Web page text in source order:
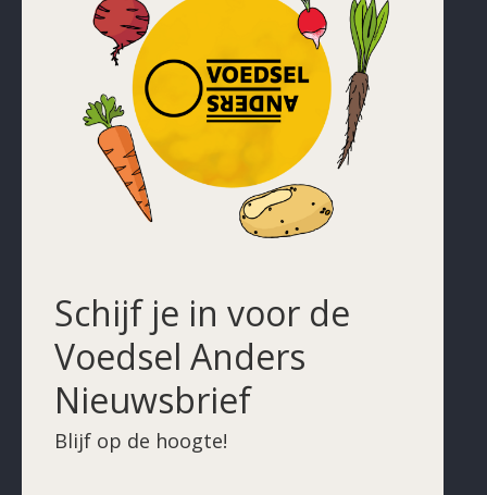
Schijf je in voor de
Voedsel Anders
Nieuwsbrief
Blijf op de hoogte!